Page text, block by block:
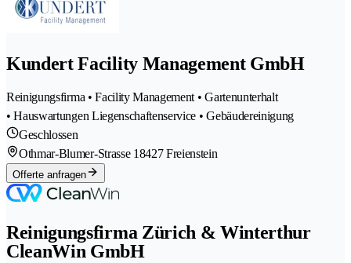
Kundert Facility Management GmbH
Reinigungsfirma • Facility Management • Gartenunterhalt
• Hauswartungen Liegenschaftenservice • Gebäudereinigung
Geschlossen
Othmar-Blumer-Strasse 18427 Freienstein
Offerte anfragen
Reinigungsfirma Zürich & Winterthur
CleanWin GmbH